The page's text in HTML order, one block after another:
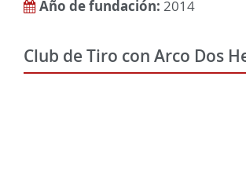
Año de fundación: 2014
Club de Tiro con Arco Dos